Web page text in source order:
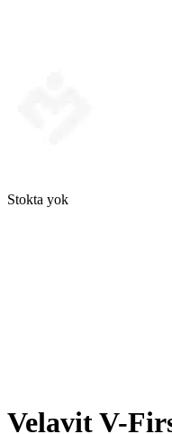
Stokta yok
Velavit V-